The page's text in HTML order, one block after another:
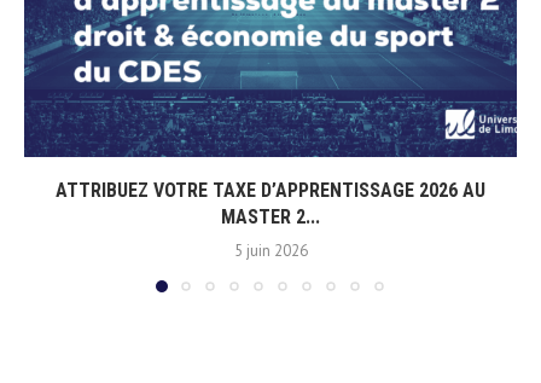
ATTRIBUEZ VOTRE TAXE D’APPRENTISSAGE 2026 AU
MASTER 2...
5 juin 2026